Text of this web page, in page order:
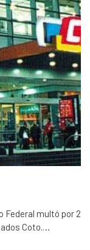
Federal multó por 2
Coto.…